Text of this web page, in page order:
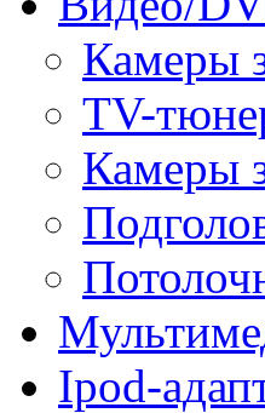
Камеры
TV-
Камеры
Ipod-